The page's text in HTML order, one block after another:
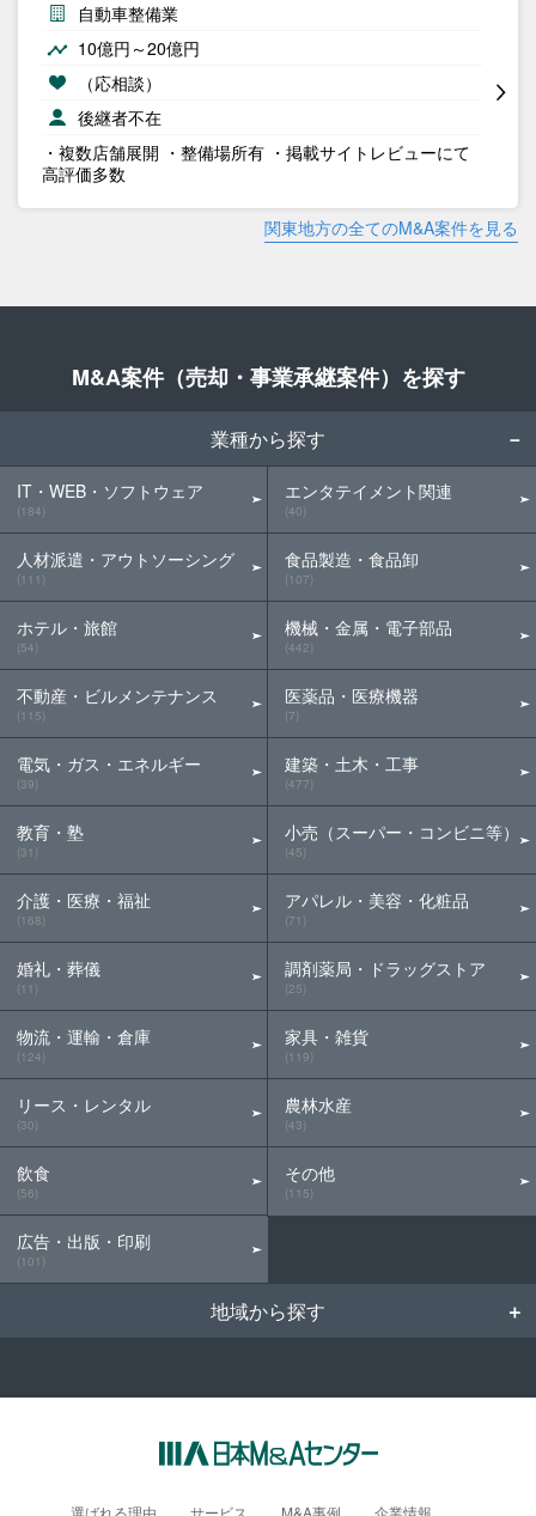
自動車整備業
10億円～20億円
（応相談）
後継者不在
・複数店舗展開 ・整備場所有 ・掲載サイトレビューにて
高評価多数
関東地方の全てのM&A案件を見る
M&A案件（売却・事業承継案件）を探す
業種から探す
IT・WEB・ソフトウェア
(184)
人材派遣・アウトソーシング
(111)
ホテル・旅館
(54)
不動産・ビルメンテナンス
(115)
電気・ガス・エネルギー
(39)
教育・塾
(31)
介護・医療・福祉
(168)
婚礼・葬儀
(11)
物流・運輸・倉庫
(124)
リース・レンタル
(30)
飲食
(56)
広告・出版・印刷
(101)
エンタテイメント関連
(40)
食品製造・食品卸
(107)
機械・金属・電子部品
(442)
医薬品・医療機器
(7)
建築・土木・工事
(477)
小売（スーパー・コンビニ等）
(45)
アパレル・美容・化粧品
(71)
調剤薬局・ドラッグストア
(25)
家具・雑貨
(119)
農林水産
(43)
その他
(115)
地域から探す
選ばれる理由 サービス M&A事例 企業情報